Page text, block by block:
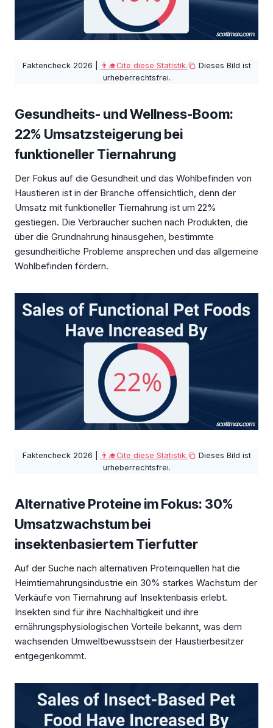
Faktencheck 2026 | 👨‍🎓Cite diese Statistik.
Dieses Bild ist
urheberrechtsfrei.
Gesundheits- und Wellness-Boom:
22% Umsatzsteigerung bei
funktioneller Tiernahrung
Der Fokus auf die Gesundheit und das Wohlbefinden von
Haustieren ist in der Branche offensichtlich, denn der
Umsatz mit funktioneller Tiernahrung ist um 22%
gestiegen. Die Verbraucher suchen nach Produkten, die
über die Grundnahrung hinausgehen, bestimmte
gesundheitliche Probleme ansprechen und das allgemeine
Wohlbefinden fördern.
Faktencheck 2026 | 👨‍🎓Cite diese Statistik.
Dieses Bild ist
urheberrechtsfrei.
Alternative Proteine im Fokus: 30%
Umsatzwachstum bei
insektenbasiertem Tierfutter
Auf der Suche nach alternativen Proteinquellen hat die
Heimtiernahrungsindustrie ein 30% starkes Wachstum der
Verkäufe von Tiernahrung auf Insektenbasis erlebt.
Insekten sind für ihre Nachhaltigkeit und ihre
ernährungsphysiologischen Vorteile bekannt, was dem
wachsenden Umweltbewusstsein der Haustierbesitzer
entgegenkommt.